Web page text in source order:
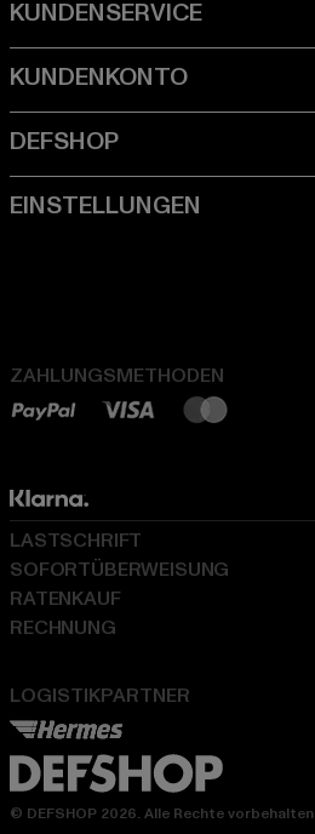
ZAHLUNGSMETHODEN
LOGISTIKPARTNER
LASTSCHRIFT
SOFORTÜBERWEISUNG
RATENKAUF
RECHNUNG
© DEFSHOP 2026. Alle Rechte vorbehalten